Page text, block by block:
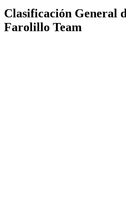
Clasificación General
Farolillo Team